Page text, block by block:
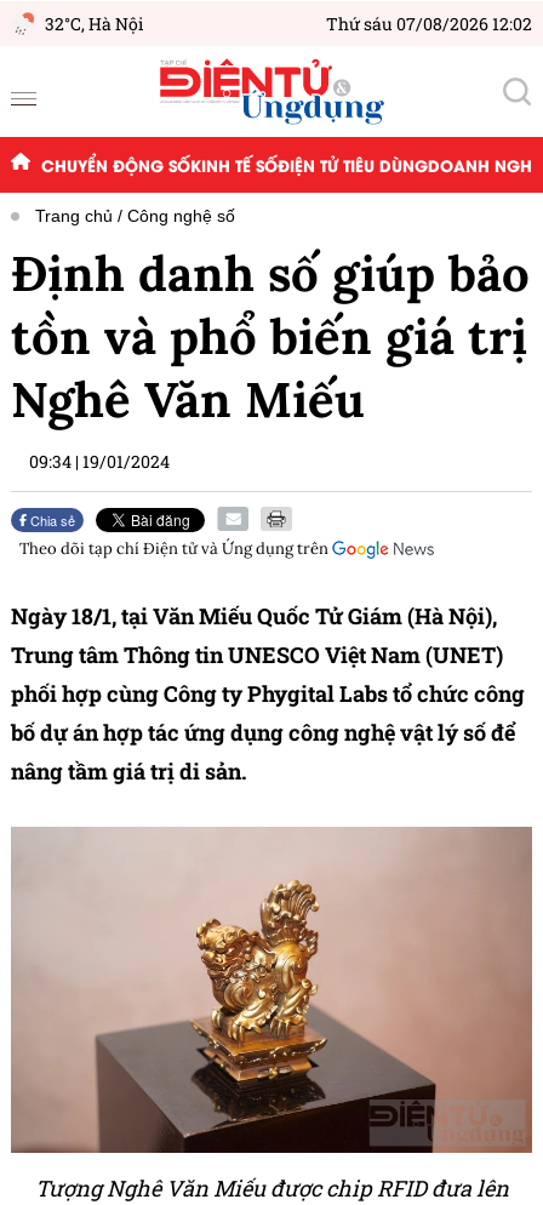
32°C,Hà Nội Thứ sáu 07/08/2026 12:02
CHUYỂN ĐỘNG SỐKINH TẾ SỐĐIỆN TỬ TIÊU DÙNGDOANH
Trang chủ Công nghệ số
Định danh số giúp bảo
tồn và phổ biến giá trị
Nghê Văn Miếu
09:34 |19/01/2024
Chia sẻ
Theo dõi tạp chíĐiện tử và Ứng dụngtrên
Ngày 18/1, tại Văn Miếu Quốc Tử Giám (Hà Nội),
Trung tâm Thông tin UNESCO Việt Nam (UNET)
phối hợp cùng Công ty Phygital Labs tổ chức công
bố dự án hợp tác ứng dụng công nghệ vật lý số để
nâng tầm giá trị di sản.
Tượng Nghê Văn Miếu được chip RFID đưa lên